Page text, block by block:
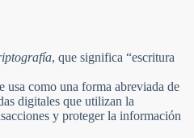
, que significa “escritura
usa como una forma abreviada de
digitales que utilizan la
y proteger la información